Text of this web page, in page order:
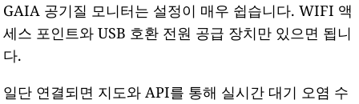
GAIA 공기질 모니터는 설정이 매우 쉽습니다. WIFI 액
세스 포인트와 USB 호환 전원 공급 장치만 있으면 됩니
다.
일단 연결되면 지도와 API를 통해 실시간 대기 오염 수